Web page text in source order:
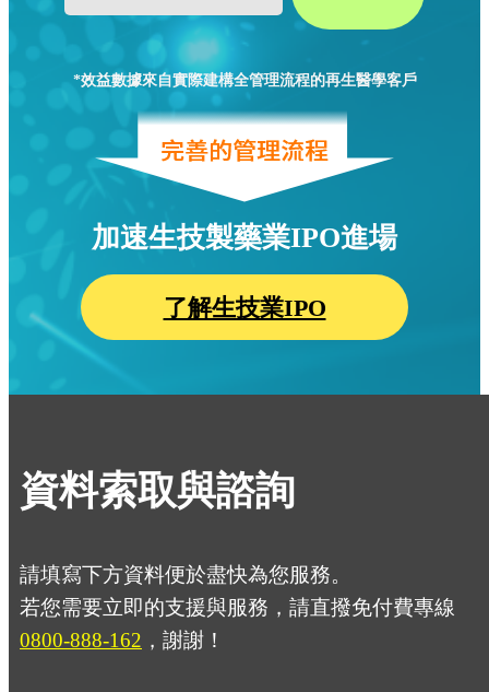
*效益數據來自實際建構全管理流程的再生醫學客戶
加速生技製藥業IPO進場
了解生技業IPO
資料索取與諮詢
請填寫下方資料便於盡快為您服務。
若您需要立即的支援與服務，請直撥免付費專線
0800-888-162 ，謝謝！